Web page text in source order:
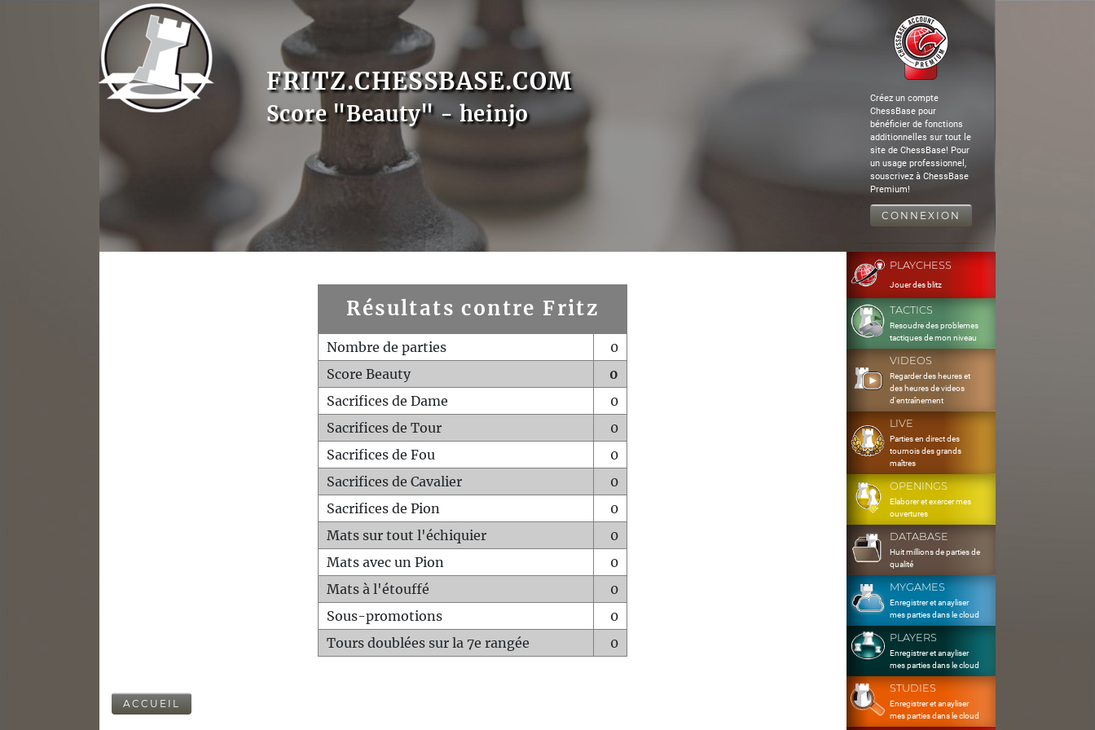
FRITZ.CHESSBASE.COM
Score "Beauty" - heinjo
Créez un compte
ChessBase pour
bénéficier de fonctions
additionnelles sur tout le
site de ChessBase! Pour
un usage professionnel,
souscrivez à ChessBase
Premium!
CONNEXION
Résultats contre Fritz
Nombre de parties
0
Score Beauty
0
Sacrifices de Dame
0
Sacrifices de Tour
0
Sacrifices de Fou
0
Sacrifices de Cavalier
0
Sacrifices de Pion
0
Mats sur tout l'échiquier
0
Mats avec un Pion
0
Mats à l'étouffé
0
Sous-promotions
0
Tours doublées sur la 7e rangée
0
ACCUEIL
PLAYCHESS
Jouer des blitz
TACTICS
Resoudre des problemes
tactiques de mon niveau
VIDEOS
Regarder des heures et
des heures de videos
d'entraînement
LIVE
Parties en direct des
tournois des grands
maîtres
OPENINGS
Elaborer et exercer mes
ouvertures
DATABASE
Huit millions de parties de
qualité
MYGAMES
Enregistrer et anayliser
mes parties dans le cloud
PLAYERS
Enregistrer et anayliser
mes parties dans le cloud
STUDIES
Enregistrer et anayliser
mes parties dans le cloud